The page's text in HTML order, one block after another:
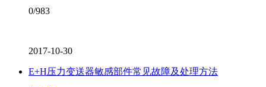
0/983
2017-10-30
E+H压力变送器敏感部件常见故障及处理方法